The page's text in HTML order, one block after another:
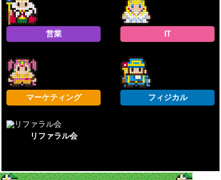
営業 IT
マーケティング フィジカル
リファラル会